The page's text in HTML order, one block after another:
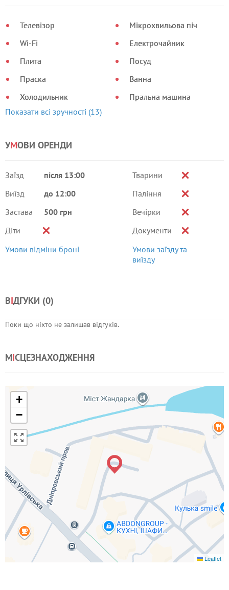
Телевізор
Wi-Fi
Плита
Праска
Холодильник
Мікрохвильова піч
Електрочайник
Посуд
Ванна
Пральна машина
Показати всі зручності (13)
УМОВИ ОРЕНДИ
Заїзд
після 13:00
Виїзд
до 12:00
Застава
500 грн
Діти
Умови відміни броні
Тварини
Паління
Вечірки
Документи
Умови заїзду та
виїзду
ВІДГУКИ (0)
Поки що ніхто не залишав відгуків.
МІСЦЕЗНАХОДЖЕННЯ
+
−
Leaflet